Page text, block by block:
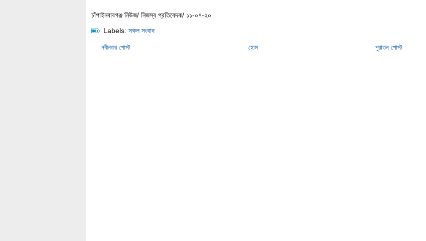
চাঁপাইনবাবগঞ্জ নিউজ/ নিজস্ব প্রতিবেদক/ ১১-০৭-২০
Labels: সকল সংবাদ
নবীনতর পোস্ট পুরাতন পোস্ট
হোম